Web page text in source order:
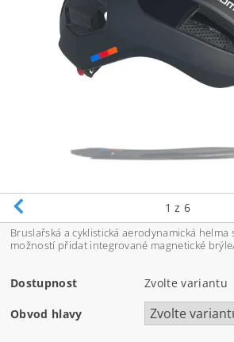
1 z 6
Bruslařská a cyklistická aerodynamická helma
možností přidat integrované magnetické
Dostupnost Zvolte variantu
Obvod hlavy